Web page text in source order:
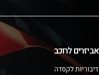
אביזרים לרוכב
דיבוריות לקסדה